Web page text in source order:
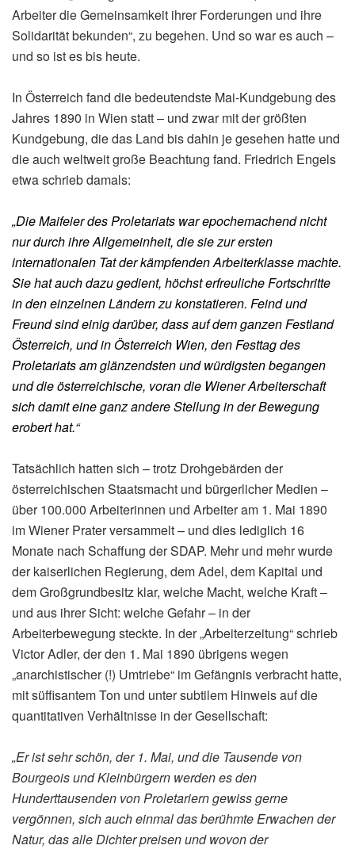
Arbeiter die Gemeinsamkeit ihrer Forderungen und ihre
Solidarität bekunden“, zu begehen. Und so war es auch –
und so ist es bis heute.
In Österreich fand die bedeutendste Mai-Kundgebung des
Jahres 1890 in Wien statt – und zwar mit der größten
Kundgebung, die das Land bis dahin je gesehen hatte und
die auch weltweit große Beachtung fand. Friedrich Engels
etwa schrieb damals:
„Die Maifeier des Proletariats war epochemachend nicht
nur durch ihre Allgemeinheit, die sie zur ersten
internationalen Tat der kämpfenden Arbeiterklasse machte.
Sie hat auch dazu gedient, höchst erfreuliche Fortschritte
in den einzelnen Ländern zu konstatieren. Feind und
Freund sind einig darüber, dass auf dem ganzen Festland
Österreich, und in Österreich Wien, den Festtag des
Proletariats am glänzendsten und würdigsten begangen
und die österreichische, voran die Wiener Arbeiterschaft
sich damit eine ganz andere Stellung in der Bewegung
erobert hat.“
Tatsächlich hatten sich – trotz Drohgebärden der
österreichischen Staatsmacht und bürgerlicher Medien –
über 100.000 Arbeiterinnen und Arbeiter am 1. Mai 1890
im Wiener Prater versammelt – und dies lediglich 16
Monate nach Schaffung der SDAP. Mehr und mehr wurde
der kaiserlichen Regierung, dem Adel, dem Kapital und
dem Großgrundbesitz klar, welche Macht, welche Kraft –
und aus ihrer Sicht: welche Gefahr – in der
Arbeiterbewegung steckte. In der „Arbeiterzeitung“ schrieb
Victor Adler, der den 1. Mai 1890 übrigens wegen
„anarchistischer (!) Umtriebe“ im Gefängnis verbracht hatte,
mit süffisantem Ton und unter subtilem Hinweis auf die
quantitativen Verhältnisse in der Gesellschaft:
„Er ist sehr schön, der 1. Mai, und die Tausende von
BourgeoisundKleinbürgern werden es den
Hunderttausenden vonProletarierngewiss gerne
vergönnen, sich auch einmal das berühmte Erwachen der
Natur, das alle Dichter preisen und wovon der